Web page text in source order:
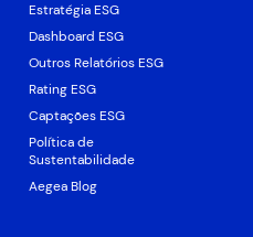
Estratégia ESG
Dashboard ESG
Outros Relatórios ESG
Rating ESG
Captações ESG
Política de
Sustentabilidade
Aegea Blog